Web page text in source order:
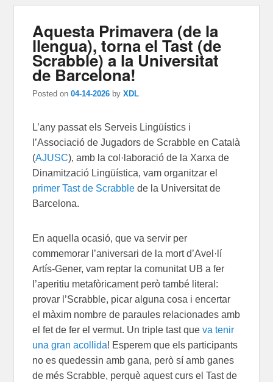
Aquesta Primavera (de la
llengua), torna el Tast (de
Scrabble) a la Universitat
de Barcelona!
Posted on04-14-2026 byXDL
L’any passat els Serveis Lingüístics i
l’Associació de Jugadors de Scrabble en Català
(AJUSC), amb la col·laboració de la Xarxa de
Dinamització Lingüística, vam organitzar el
primer Tast de Scrabble de la Universitat de
Barcelona.
En aquella ocasió, que va servir per
commemorar l’aniversari de la mort d’Avel·lí
Artís-Gener, vam reptar la comunitat UB a fer
l’aperitiu metafòricament però també literal:
provar l’Scrabble, picar alguna cosa i encertar
el màxim nombre de paraules relacionades amb
el fet de fer el vermut. Un triple tast queva tenir
una gran acollida! Esperem que els participants
no es quedessin amb gana, però sí amb ganes
de més Scrabble, perquè aquest curs el Tast de